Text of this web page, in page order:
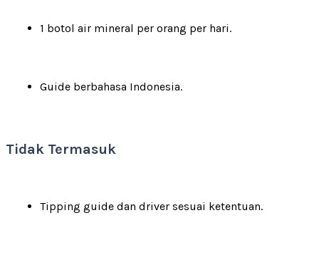
1 botol air mineral per orang per hari.
Guide berbahasa Indonesia.
Tidak Termasuk
Tipping guide dan driver sesuai ketentuan.